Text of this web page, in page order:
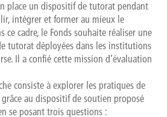
déontologiques
place un dispositif de tutorat pendant
intégrer et former au mieux le
ce cadre, le Fonds souhaite réaliser une
tutorat déployées dans les institutions
Il a confié cette mission d’évaluation
consiste à explorer les pratiques de
au dispositif de soutien proposé
se posant trois questions :